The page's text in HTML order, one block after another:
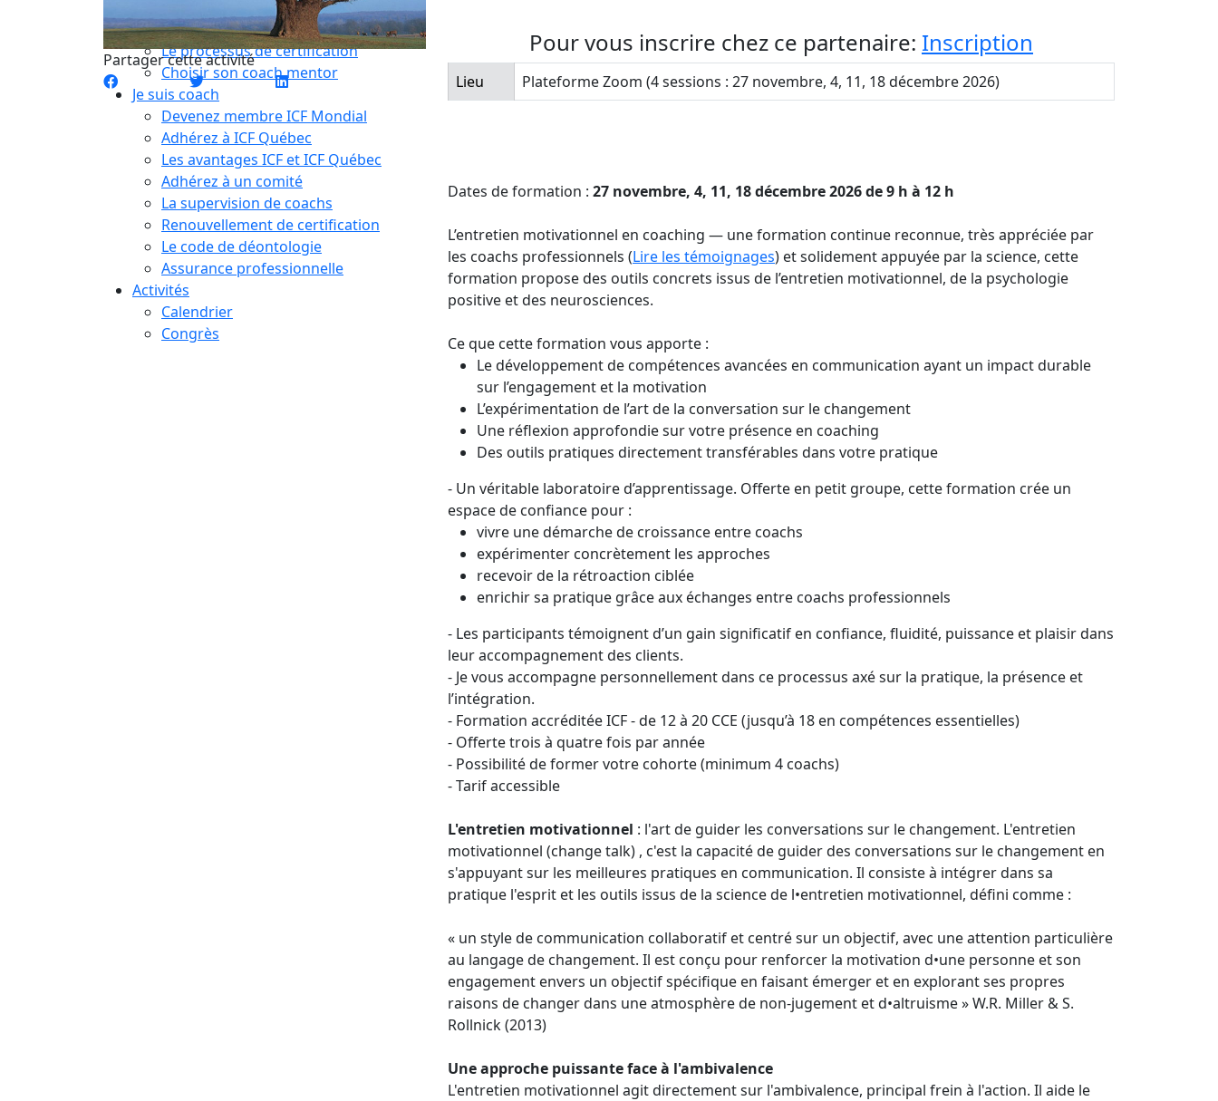
Compétences essentielles
La formation
Le processus de certification
Choisir son coach mentor
Je suis coach
Devenez membre ICF Mondial
Adhérez à ICF Québec
Les avantages ICF et ICF Québec
Adhérez à un comité
La supervision de coachs
Renouvellement de certification
Le code de déontologie
Assurance professionnelle
Activités
Calendrier
Congrès
Partager cette activité
Pour vous inscrire chez ce partenaire: Inscription
Lieu Plateforme Zoom (4 sessions : 27 novembre, 4, 11, 18 décembre 2026)
Dates de formation : 27 novembre, 4, 11, 18 décembre 2026 de 9 h à 12 h
L’entretien motivationnel en coaching — une formation continue reconnue, très appréciée par
les coachs professionnels (Lire les témoignages) et solidement appuyée par la science, cette
formation propose des outils concrets issus de l’entretien motivationnel, de la psychologie
positive et des neurosciences.
Ce que cette formation vous apporte :
Le développement de compétences avancées en communication ayant un impact durable
sur l’engagement et la motivation
L’expérimentation de l’art de la conversation sur le changement
Une réflexion approfondie sur votre présence en coaching
Des outils pratiques directement transférables dans votre pratique
- Un véritable laboratoire d’apprentissage. Offerte en petit groupe, cette formation crée un
espace de confiance pour :
vivre une démarche de croissance entre coachs
expérimenter concrètement les approches
recevoir de la rétroaction ciblée
enrichir sa pratique grâce aux échanges entre coachs professionnels
- Les participants témoignent d’un gain significatif en confiance, fluidité, puissance et plaisir dans
leur accompagnement des clients.
- Je vous accompagne personnellement dans ce processus axé sur la pratique, la présence et
l’intégration.
- Formation accréditée ICF - de 12 à 20 CCE (jusqu’à 18 en compétences essentielles)
- Offerte trois à quatre fois par année
- Possibilité de former votre cohorte (minimum 4 coachs)
- Tarif accessible
L'entretien motivationnel : l'art de guider les conversations sur le changement. L'entretien
motivationnel (change talk) , c'est la capacité de guider des conversations sur le changement en
s'appuyant sur les meilleures pratiques en communication. Il consiste à intégrer dans sa
pratique l'esprit et les outils issus de la science de l•entretien motivationnel, défini comme :
« un style de communication collaboratif et centré sur un objectif, avec une attention particulière
au langage de changement. Il est conçu pour renforcer la motivation d•une personne et son
engagement envers un objectif spécifique en faisant émerger et en explorant ses propres
raisons de changer dans une atmosphère de non-jugement et d•altruisme » W.R. Miller & S.
Rollnick (2013)
Une approche puissante face à l'ambivalence
L'entretien motivationnel agit directement sur l'ambivalence, principal frein à l'action. Il aide le